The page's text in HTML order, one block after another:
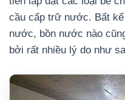
cầu cấp trữ nước. Bất
nước, bồn nước nào
bởi rất nhiều lý do như